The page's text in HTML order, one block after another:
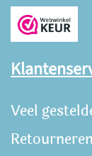
Veel
Retourneren